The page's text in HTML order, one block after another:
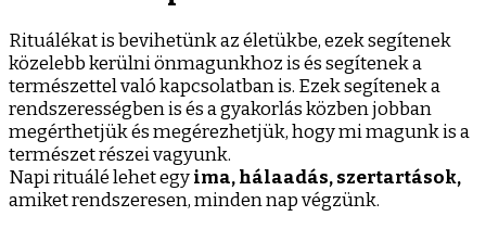
Rituálékat is bevihetünk az életükbe, ezek segítenek
közelebb kerülni önmagunkhoz is és segítenek a
természettel való kapcsolatban is. Ezek segítenek a
rendszerességben is és a gyakorlás közben jobban
megérthetjük és megérezhetjük, hogy mi magunk is a
természet részei vagyunk.
Napi rituálé lehet egyima, hálaadás, szertartások,
amiket rendszeresen, minden nap végzünk.